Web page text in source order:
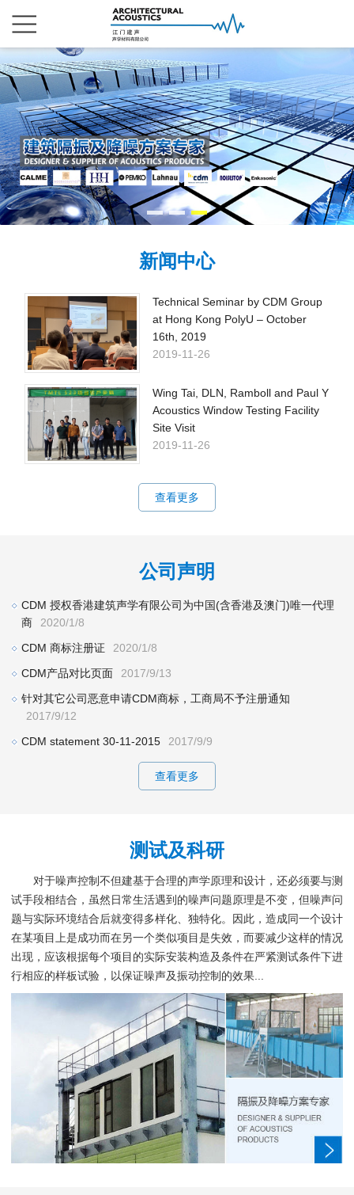
新闻中心
Technical Seminar by CDM Group
at Hong Kong PolyU – October
16th, 2019
2019-11-26
Wing Tai, DLN, Ramboll and Paul Y
Acoustics Window Testing Facility
Site Visit
2019-11-26
查看更多
公司声明
CDM 授权香港建筑声学有限公司为中国(含香港及澳门)唯一代理
商
2020/1/8
CDM 商标注册证
2020/1/8
CDM产品对比页面
2017/9/13
针对其它公司恶意申请CDM商标，工商局不予注册通知
2017/9/12
CDM statement 30-11-2015
2017/9/9
查看更多
测试及科研
对于噪声控制不但建基于合理的声学原理和设计，还必须要与测
试手段相结合，虽然日常生活遇到的噪声问题原理是不变，但噪声问
题与实际环境结合后就变得多样化、独特化。因此，造成同一个设计
在某项目上是成功而在另一个类似项目是失效，而要减少这样的情况
出现，应该根据每个项目的实际安装构造及条件在严紧测试条件下进
行相应的样板试验，以保证噪声及振动控制的效果...